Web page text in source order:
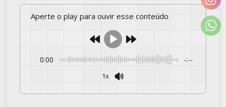
Aperte o play para ouvir esse conteúdo
0:00 -:--
1x